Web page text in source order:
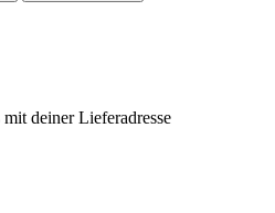
mit deiner Lieferadresse